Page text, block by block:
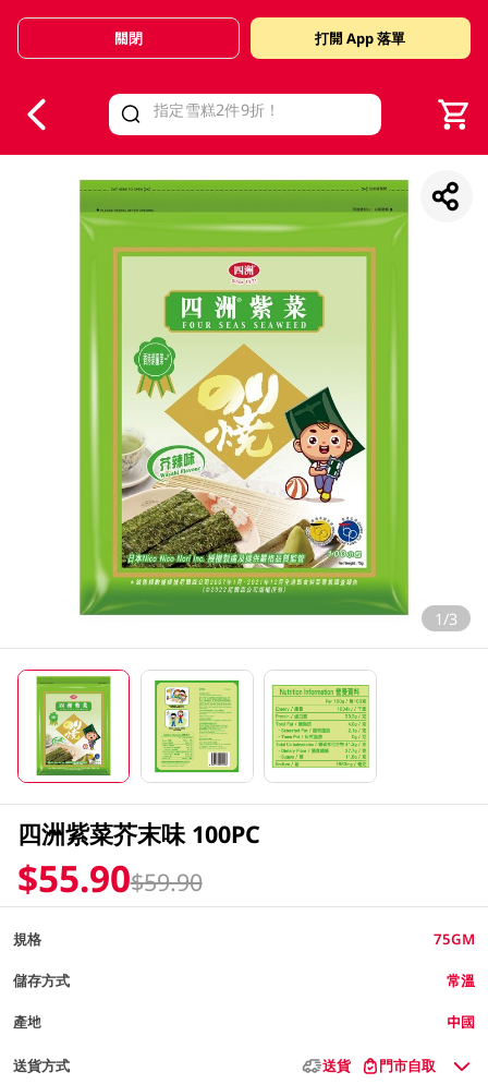
Valid Until 30 June 2026
關閉 打開 App 落單
1/3
四洲紫菜芥末味 100PC
$55.90$59.90
規格 75GM
儲存方式 常溫
產地 中國
送貨方式 送貨 門市自取